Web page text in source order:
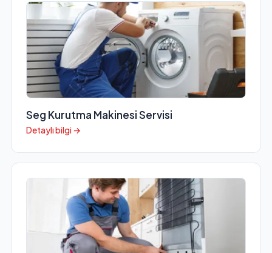
Seg Kurutma Makinesi Servisi
Detaylı bilgi →